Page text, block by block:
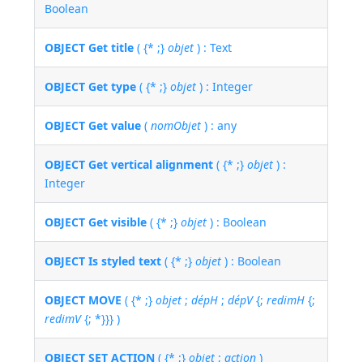
Boolean
OBJECT Get title ( {* ;}objet ) : Text
OBJECT Get type ( {* ;}objet ) : Integer
OBJECT Get value (nomObjet ) : any
OBJECT Get vertical alignment ( {* ;}objet ) :
Integer
OBJECT Get visible ( {* ;}objet ) : Boolean
OBJECT Is styled text ( {* ;}objet ) : Boolean
OBJECT MOVE ( {* ;}objet ;dépH ;dépV{;redimH {;
redimV{; *}}} )
OBJECT SET ACTION ( {* ;}objet ;action )